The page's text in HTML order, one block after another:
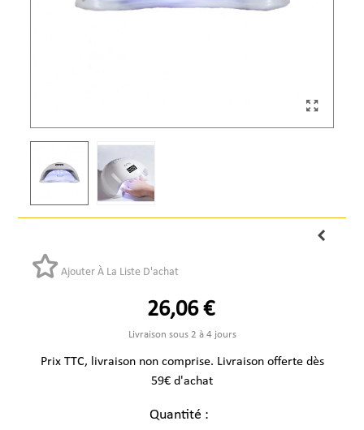
Ajouter À La Liste D'achat
26,06 €
Livraison sous 2 à 4 jours
Prix TTC, livraison non comprise. Livraison offerte dès
59€ d'achat
Quantité :